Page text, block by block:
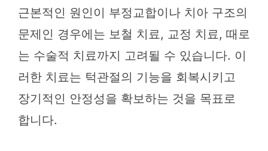
근본적인 원인이 부정교합이나 치아 구조의
문제인 경우에는 보철 치료, 교정 치료, 때로
는 수술적 치료까지 고려될 수 있습니다. 이
러한 치료는 턱관절의 기능을 회복시키고
장기적인 안정성을 확보하는 것을 목표로
합니다.